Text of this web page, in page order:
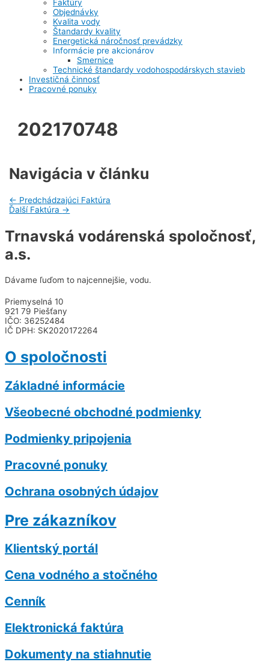
Faktúry
Objednávky
Kvalita vody
Štandardy kvality
Energetická náročnosť prevádzky
Informácie pre akcionárov
Smernice
Technické štandardy vodohospodárskych stavieb
Investičná činnosť
Pracovné ponuky
202170748
Navigácia v článku
← Predchádzajúci Faktúra
Ďalší Faktúra →
Trnavská vodárenská spoločnosť,
a.s.
Dávame ľuďom to najcennejšie, vodu.
Priemyselná 10
921 79 Piešťany
IČO: 36252484
IČ DPH: SK2020172264
O spoločnosti
Základné informácie
Všeobecné obchodné podmienky
Podmienky pripojenia
Pracovné ponuky
Ochrana osobných údajov
Pre zákazníkov
Klientský portál
Cena vodného a stočného
Cenník
Elektronická faktúra
Dokumenty na stiahnutie